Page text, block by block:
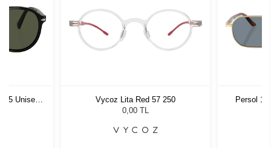
55 Unisex
Vycoz Lita Red 57 250
0,00 TL
Persol